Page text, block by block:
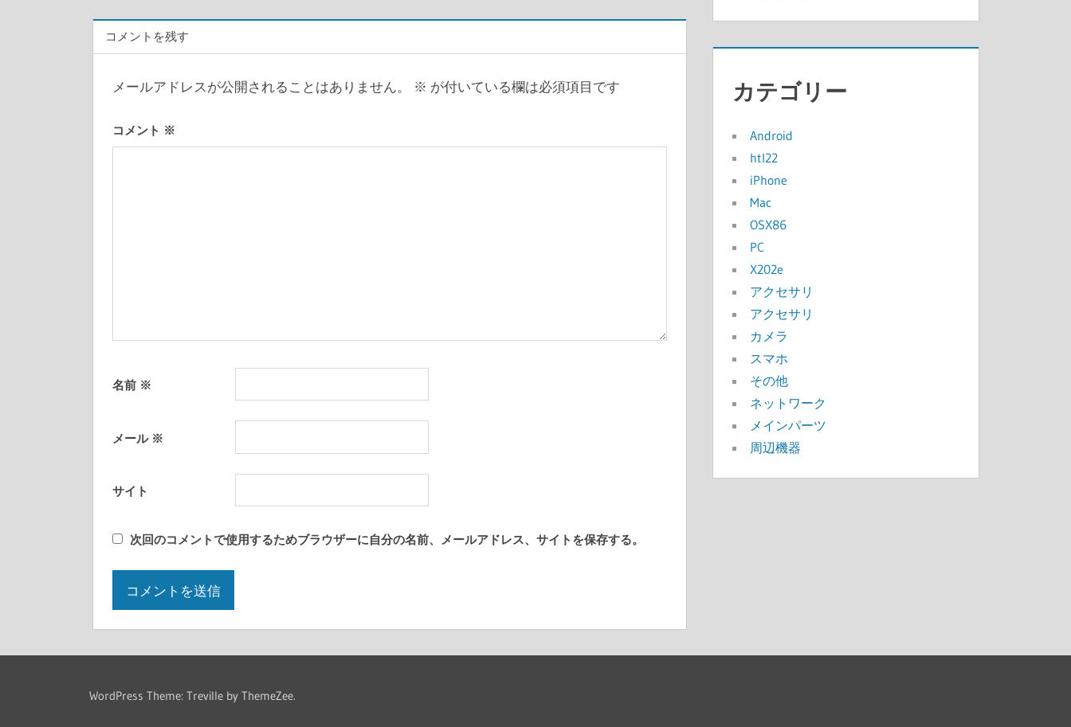
ビ
ー
シ
コメントを残す
メールアドレスが公開されることはありません。 ※ が付いている欄は必須項目です
コメント ※
名前 ※
メール ※
サイト
次回のコメントで使用するためブラウザーに自分の名前、メールアドレス、サイトを保存する。
カテゴリー
Android
htl22
iPhone
Mac
OSX86
PC
X202e
アクセサリ
アクセサリ
カメラ
スマホ
その他
ネットワーク
メインパーツ
周辺機器
WordPress Theme: Treville by ThemeZee.